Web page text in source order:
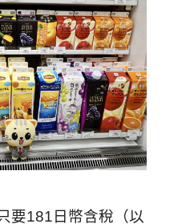
要181日幣含稅（以